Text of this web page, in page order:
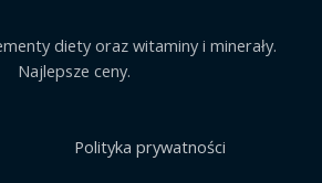
diety oraz witaminy i minerały.
Najlepsze ceny.
Polityka prywatności